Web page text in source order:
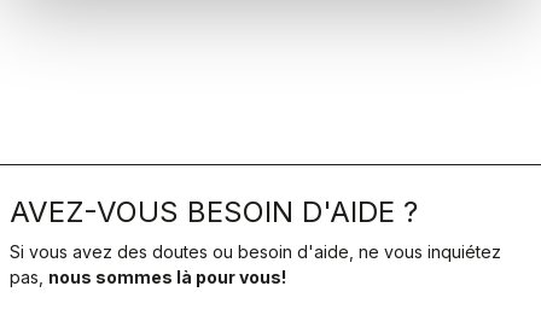
AVEZ-VOUS BESOIN D'AIDE ?
Si vous avez des doutes ou besoin d'aide, ne vous inquiétez
pas, nous sommes là pour vous!